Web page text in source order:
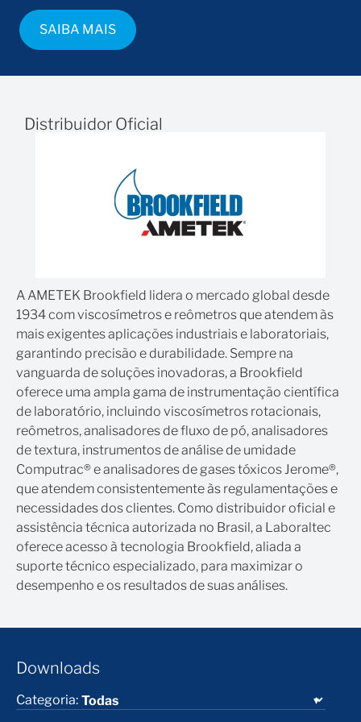
spindles.
Tal opção permite que eles sejam rapidamente fixados
e removidos, além de ajudar a evitar danos causados
especial possibilita o uso de spindles magnéticos.
magnético dos spindles junto com todos os
viscosímetros e reômetros que utilizam esse tipo de
SAIBA MAIS
Distribuidor Oficial
A AMETEK Brookfield lidera o mercado global desde
1934 com viscosímetros e reômetros que atendem às
mais exigentes aplicações industriais e laboratoriais,
garantindo precisão e durabilidade. Sempre na
vanguarda de soluções inovadoras, a Brookfield
oferece uma ampla gama de instrumentação científica
de laboratório, incluindo viscosímetros rotacionais,
reômetros, analisadores de fluxo de pó, analisadores
de textura, instrumentos de análise de umidade
Computrac® e analisadores de gases tóxicos Jerome®,
que atendem consistentemente às regulamentações e
necessidades dos clientes. Como distribuidor oficial e
assistência técnica autorizada no Brasil, a Laboraltec
oferece acesso à tecnologia Brookfield, aliada a
suporte técnico especializado, para maximizar o
desempenho e os resultados de suas análises.
Downloads
Categoria: